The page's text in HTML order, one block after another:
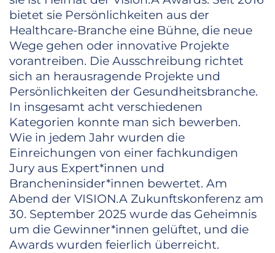
bietet sie Persönlichkeiten aus der
Healthcare-Branche eine Bühne, die neue
Wege gehen oder innovative Projekte
vorantreiben. Die Ausschreibung richtet
sich an herausragende Projekte und
Persönlichkeiten der Gesundheitsbranche.
In insgesamt acht verschiedenen
Kategorien konnte man sich bewerben.
Wie in jedem Jahr wurden die
Einreichungen von einer fachkundigen
Jury aus Expert*innen und
Brancheninsider*innen bewertet. Am
Abend der VISION.A Zukunftskonferenz am
30. September 2025 wurde das Geheimnis
um die Gewinner*innen gelüftet, und die
Awards wurden feierlich überreicht.